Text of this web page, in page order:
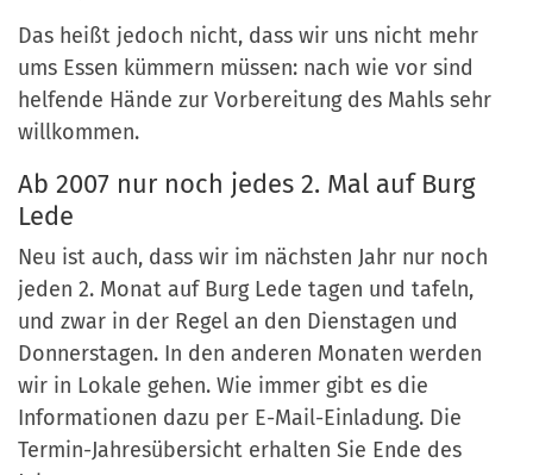
Das heißt jedoch nicht, dass wir uns nicht mehr
ums Essen kümmern müssen: nach wie vor sind
helfende Hände zur Vorbereitung des Mahls sehr
willkommen.
Ab 2007 nur noch jedes 2. Mal auf Burg
Lede
Neu ist auch, dass wir im nächsten Jahr nur noch
jeden 2. Monat auf Burg Lede tagen und tafeln,
und zwar in der Regel an den Dienstagen und
Donnerstagen. In den anderen Monaten werden
wir in Lokale gehen. Wie immer gibt es die
Informationen dazu per E-Mail-Einladung. Die
Termin-Jahresübersicht erhalten Sie Ende des